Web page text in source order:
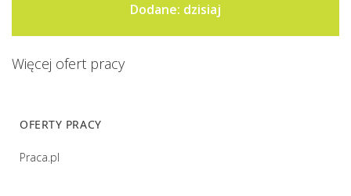
Dodane: dzisiaj
Więcej ofert pracy
OFERTY PRACY
Praca.pl